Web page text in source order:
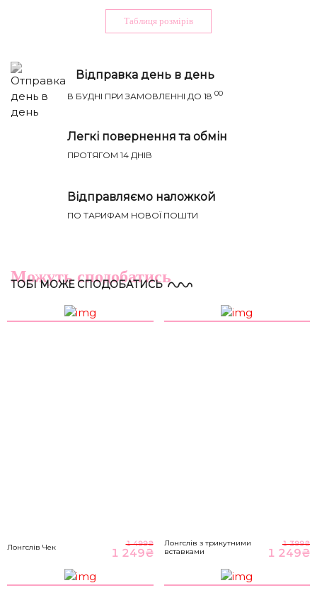
Таблиця розмiрiв
Відправка день в день
В БУДНІ ПРИ ЗАМОВЛЕННІ ДО 18 00
Легкі повернення та обмін
ПРОТЯГОМ 14 ДНІВ
Відправляємо наложкой
ПО ТАРИФАМ НОВОЇ ПОШТИ
Можуть сподобатись
ТОБІ МОЖЕ СПОДОБАТИСЬ
Лонгслів Чек 1 499₴
1 249₴
Лонгслів з трикутними
вставками
1 399₴
1 249₴
НАПИСАТИ IВАНЦI
Річ ідеально сяде на параметри: